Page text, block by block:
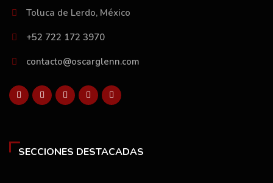
Toluca de Lerdo, México
+52 722 172 3970
contacto@oscarglenn.com
SECCIONES DESTACADAS